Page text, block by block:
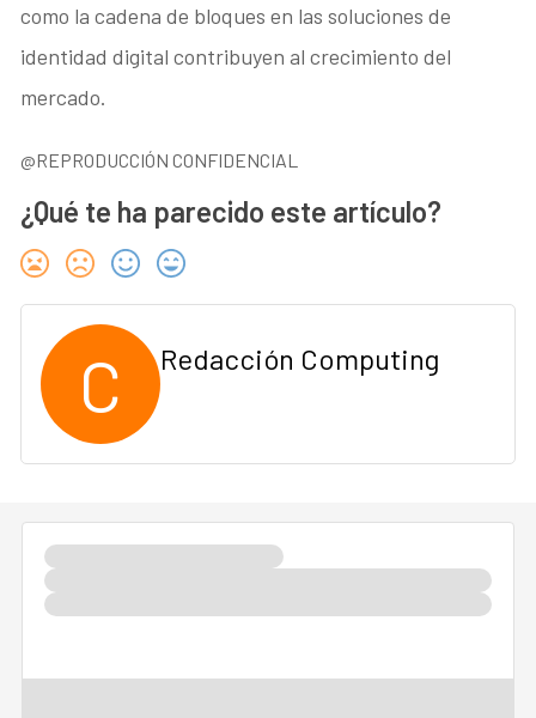
como la cadena de bloques en las soluciones de
identidad digital contribuyen al crecimiento del
mercado.
@REPRODUCCIÓN CONFIDENCIAL
¿Qué te ha parecido este artículo?
C Redacción Computing